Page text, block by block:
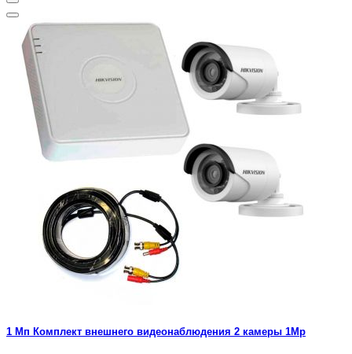
1 Мп Комплект внешнего видеонаблюдения 2 камеры 1Mp